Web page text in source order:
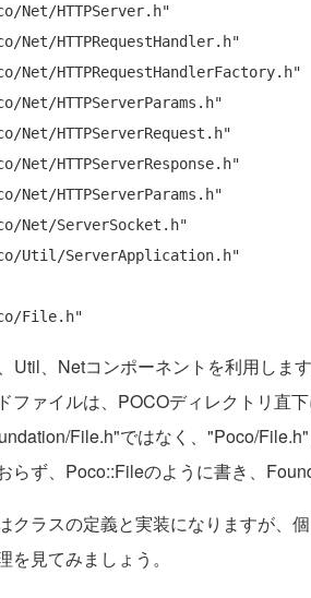
Net/HTTPServer.h"
Net/HTTPRequestHandler.h"
Net/HTTPRequestHandlerFactory.h"
Net/HTTPServerParams.h"
Net/HTTPServerRequest.h"
Net/HTTPServerResponse.h"
Net/HTTPServerParams.h"
Net/ServerSocket.h"
Util/ServerApplication.h"
File.h"
Util、Netコンポーネントを利用しま
ファイルは、POCOディレクトリ直
File.h"ではなく、"Poco/
らず、Poco::Fileのように書き、
クラスの定義と実装になりますが、
を見てみましょう。